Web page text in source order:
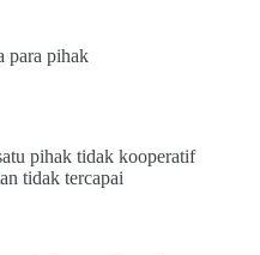
para pihak
pihak tidak kooperatif
tidak tercapai